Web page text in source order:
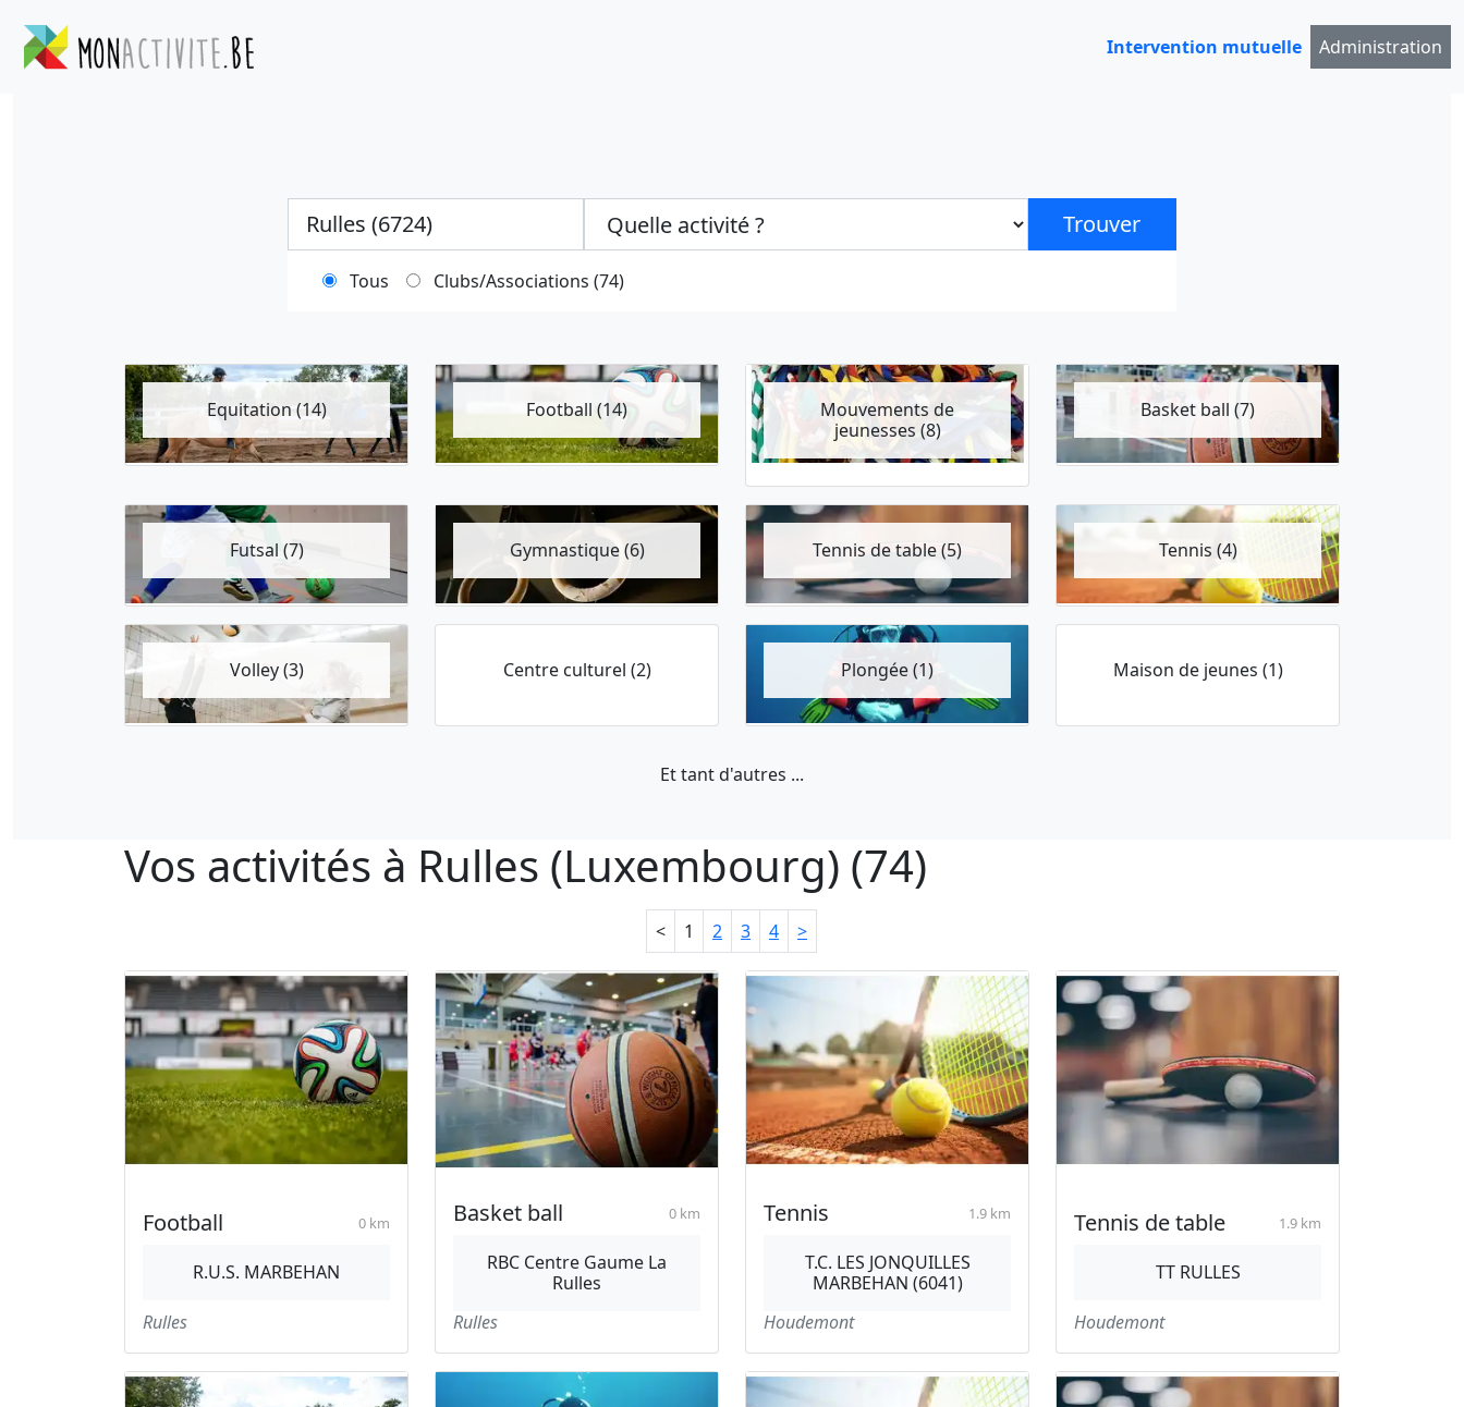
Intervention mutuelle Administration
Trouver
Tous Clubs/Associations (74)
Equitation (14) Football (14)
Mouvements de
jeunesses (8)
Basket ball (7)
Futsal (7) Gymnastique (6) Tennis de table (5) Tennis (4)
Volley (3) Centre culturel (2) Plongée (1) Maison de jeunes (1)
Et tant d'autres ...
Vos activités à Rulles (Luxembourg) (74)
< 1 2 3 4 >
Football 0 km
R.U.S. MARBEHAN
Rulles
Basket ball 0 km
RBC Centre Gaume La
Rulles
Rulles
Tennis 1.9 km
T.C. LES JONQUILLES
MARBEHAN (6041)
Houdemont
Tennis de table 1.9 km
TT RULLES
Houdemont